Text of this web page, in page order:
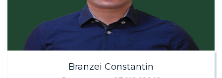
Branzei Constantin